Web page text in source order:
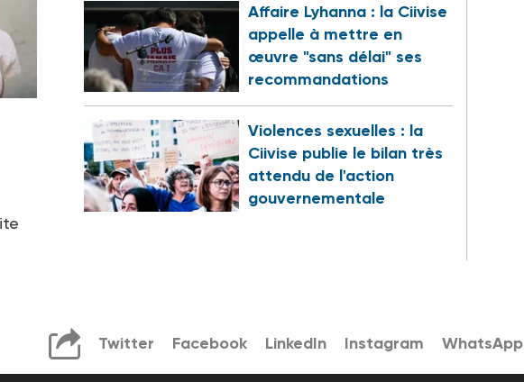
Affaire Lyhanna : la Ciivise
appelle à mettre en
œuvre "sans délai" ses
recommandations
Violences sexuelles : la
Ciivise publie le bilan très
attendu de l'action
gouvernementale
Twitter Facebook LinkedIn Instagram WhatsApp